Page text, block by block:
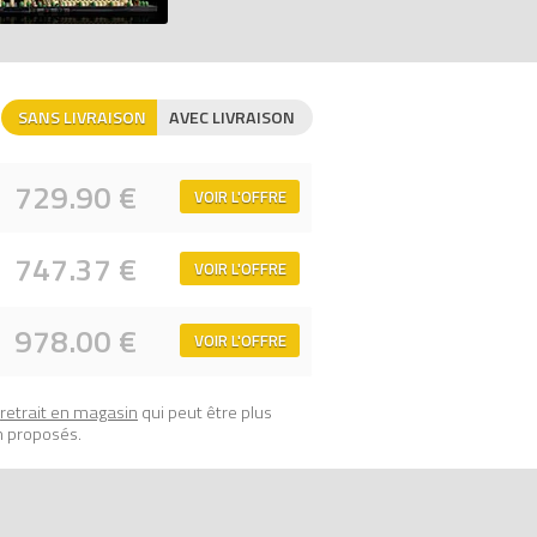
SANS LIVRAISON AVEC LIVRAISON
729.90 € VOIR L'OFFRE
747.37 € VOIR L'OFFRE
978.00 € VOIR L'OFFRE
retrait en magasin qui peut être plus